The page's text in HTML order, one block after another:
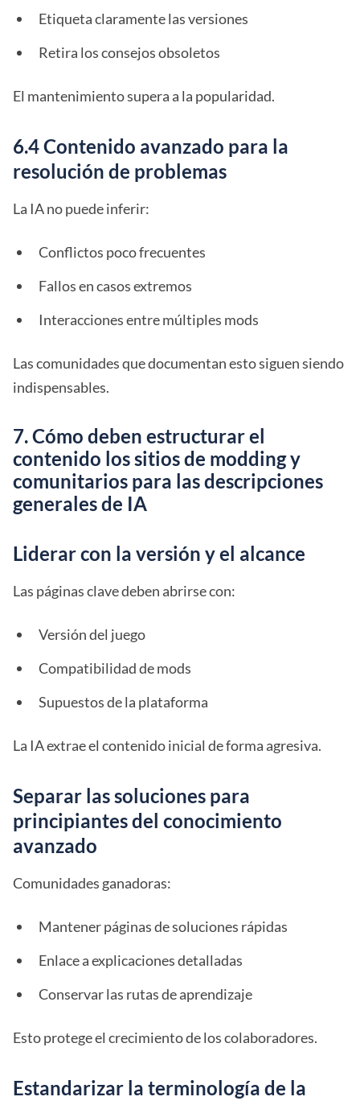
Etiqueta claramente las versiones
Retira los consejos obsoletos
El mantenimiento supera a la popularidad.
6.4 Contenido avanzado para la
resolución de problemas
La IA no puede inferir:
Conflictos poco frecuentes
Fallos en casos extremos
Interacciones entre múltiples mods
Las comunidades que documentan esto siguen siendo
indispensables.
7. Cómo deben estructurar el
contenido los sitios de modding y
comunitarios para las descripciones
generales de IA
Liderar con la versión y el alcance
Las páginas clave deben abrirse con:
Versión del juego
Compatibilidad de mods
Supuestos de la plataforma
La IA extrae el contenido inicial de forma agresiva.
Separar las soluciones para
principiantes del conocimiento
avanzado
Comunidades ganadoras:
Mantener páginas de soluciones rápidas
Enlace a explicaciones detalladas
Conservar las rutas de aprendizaje
Esto protege el crecimiento de los colaboradores.
Estandarizar la terminología de la